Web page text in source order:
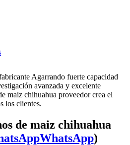
Agarrando fuerte capacidad
avanzada y excelente
maiz chihuahua proveedor crea el
los clientes.
de maiz chihuahua
WhatsApp)